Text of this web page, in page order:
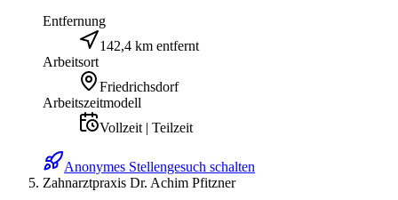
Entfernung
142,4 km entfernt
Arbeitsort
Friedrichsdorf
Arbeitszeitmodell
Vollzeit | Teilzeit
Anonymes Stellengesuch schalten
Zahnarztpraxis Dr. Achim Pfitzner